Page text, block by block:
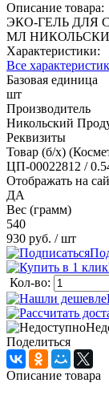
Описание товара:
ЭКО-ГЕЛЬ ДЛЯ
МЛ
Характеристики:
Все
Базовая единица
шт
Производитель
Никольский
Реквизиты
Товар (б/х)
ЦП-00022812 /
Отображать на
ДА
Вес (грамм)
540
930 руб. / шт
Кол-во:
Поделиться
Описание товара